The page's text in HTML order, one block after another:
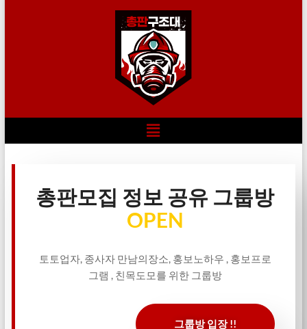
총판모집 정보 공유 그룹방
OPEN
토토업자, 종사자 만남의장소, 홍보노하우 , 홍보프로
그램 , 친목도모를 위한 그룹방
그룹방 입장 !!